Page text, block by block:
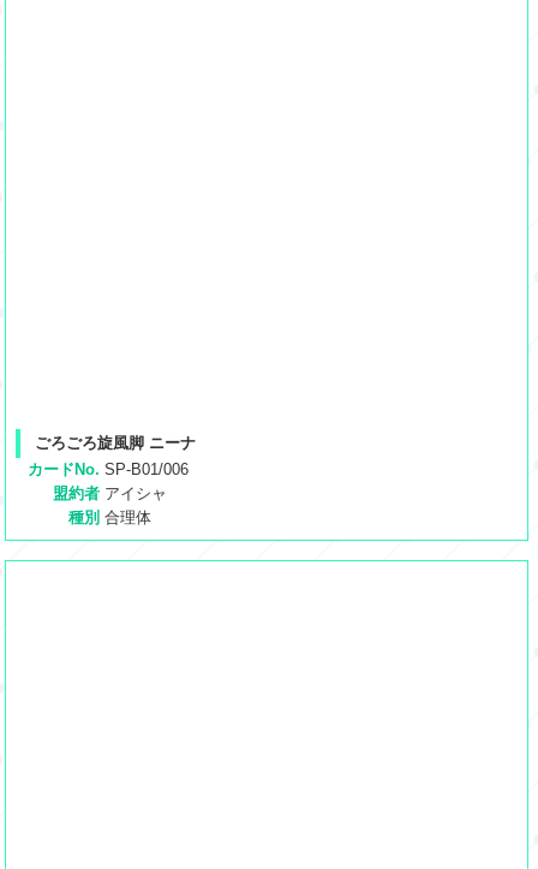
ごろごろ旋風脚 ニーナ
カードNo. SP-B01/006
盟約者 アイシャ
種別 合理体